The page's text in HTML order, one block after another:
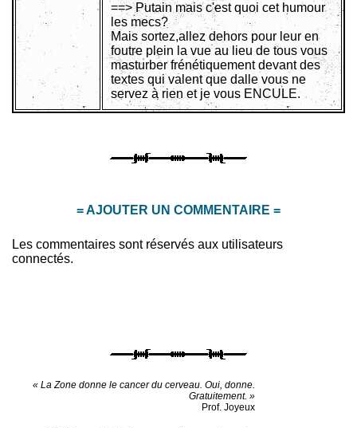
==> Putain mais c'est quoi cet humour
les mecs?
Mais sortez,allez dehors pour leur en
foutre plein la vue au lieu de tous vous
masturber frénétiquement devant des
textes qui valent que dalle vous ne
servez à rien et je vous ENCULE.
= AJOUTER UN COMMENTAIRE =
Les commentaires sont réservés aux utilisateurs
connectés.
« La Zone donne le cancer du cerveau. Oui, donne.
Gratuitement. »
Prof. Joyeux